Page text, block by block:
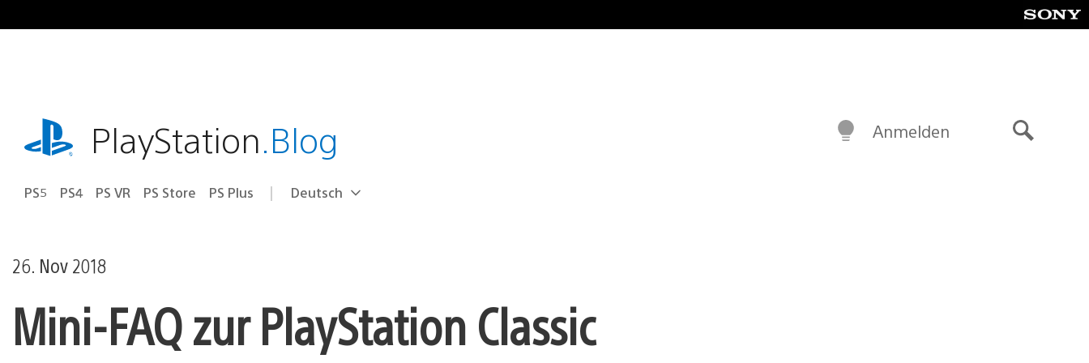
Inhalt
playstation.comPlayStation.Blog
PS5 PS4 PS VR PS Store PS Plus Select
Aktuelle
Deutsch
Anmelden
26. Nov 2018
Mini-FAQ zur PlayStation Classic